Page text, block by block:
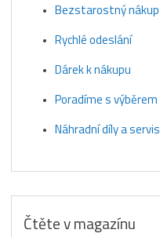
Bezstarostný nákup
Rychlé odeslání
Dárek k nákupu
Poradíme s výběrem
Náhradní díly a servis
Čtěte v magazínu